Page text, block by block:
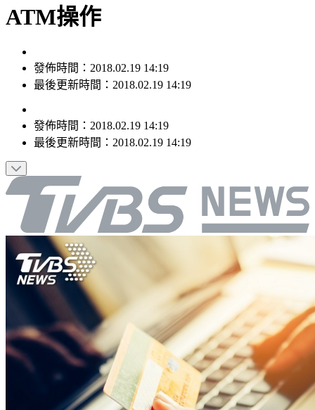
ATM操作
發佈時間：2018.02.19 14:19
最後更新時間：2018.02.19 14:19
發佈時間： 2018.02.19 14:19
最後更新時間： 2018.02.19 14:19